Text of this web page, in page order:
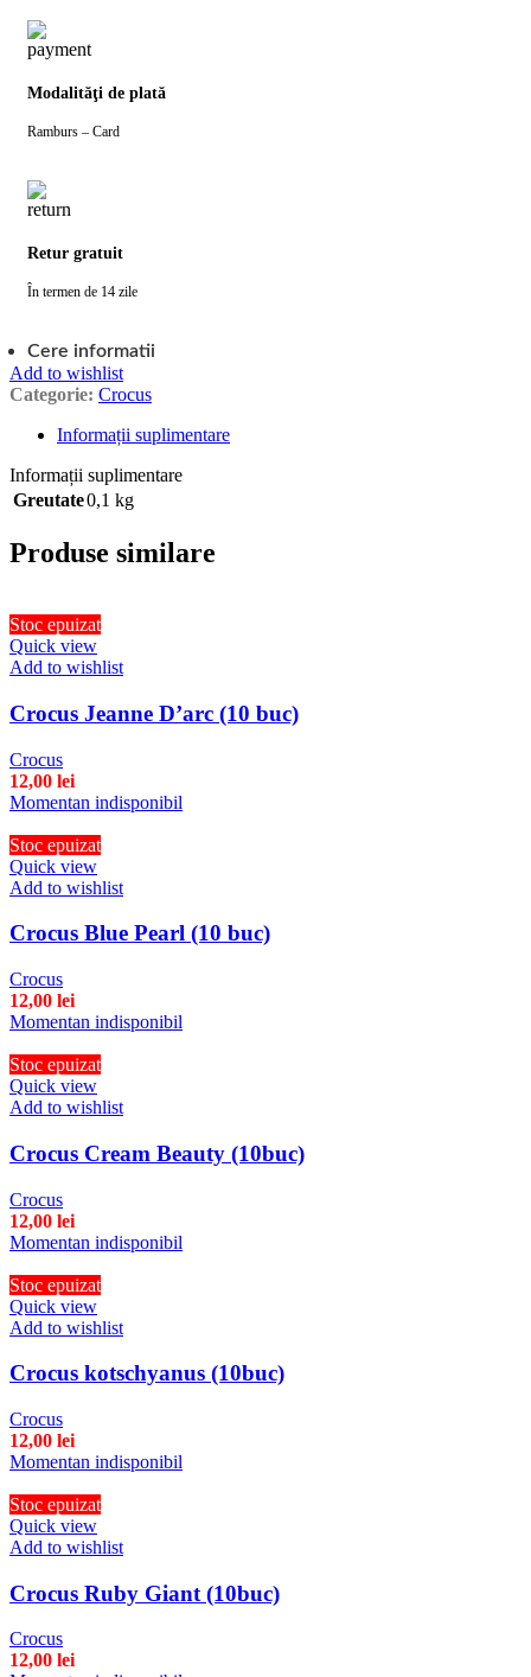
Modalităţi de plată
Ramburs – Card
Retur gratuit
În termen de 14 zile
Cere informatii
Add to wishlist
Categorie: Crocus
Informații suplimentare
Informații suplimentare
Greutate0,1 kg
Produse similare
Stoc epuizat
Quick view
Add to wishlist
Crocus Jeanne D’arc (10 buc)
Crocus
12,00 lei
Momentan indisponibil
Stoc epuizat
Quick view
Add to wishlist
Crocus Blue Pearl (10 buc)
Crocus
12,00 lei
Momentan indisponibil
Stoc epuizat
Quick view
Add to wishlist
Crocus Cream Beauty (10buc)
Crocus
12,00 lei
Momentan indisponibil
Stoc epuizat
Quick view
Add to wishlist
Crocus kotschyanus (10buc)
Crocus
12,00 lei
Momentan indisponibil
Stoc epuizat
Quick view
Add to wishlist
Crocus Ruby Giant (10buc)
Crocus
12,00 lei